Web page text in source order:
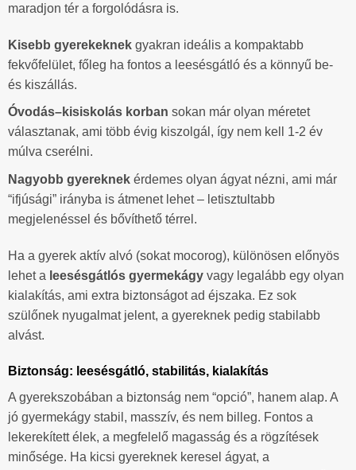
maradjon tér a forgolódásra is.
Kisebb gyerekeknek gyakran ideális a kompaktabb
fekvőfelület, főleg ha fontos a leesésgátló és a könnyű be-
és kiszállás.
Óvodás–kisiskolás korban sokan már olyan méretet
választanak, ami több évig kiszolgál, így nem kell 1-2 év
múlva cserélni.
Nagyobb gyereknek érdemes olyan ágyat nézni, ami már
“ifjúsági” irányba is átmenet lehet – letisztultabb
megjelenéssel és bővíthető térrel.
Ha a gyerek aktív alvó (sokat mocorog), különösen előnyös
lehet a leesésgátlós gyermekágy vagy legalább egy olyan
kialakítás, ami extra biztonságot ad éjszaka. Ez sok
szülőnek nyugalmat jelent, a gyereknek pedig stabilabb
alvást.
Biztonság: leesésgátló, stabilitás, kialakítás
A gyerekszobában a biztonság nem “opció”, hanem alap. A
jó gyermekágy stabil, masszív, és nem billeg. Fontos a
lekerekített élek, a megfelelő magasság és a rögzítések
minősége. Ha kicsi gyereknek keresel ágyat, a